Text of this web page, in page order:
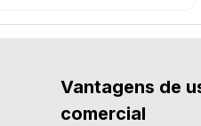
Vantagens de
comercial